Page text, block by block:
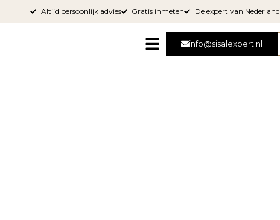
Altijd persoonlijk advies Gratis inmeten De expert van Nederland
info@sisalexpert.nl